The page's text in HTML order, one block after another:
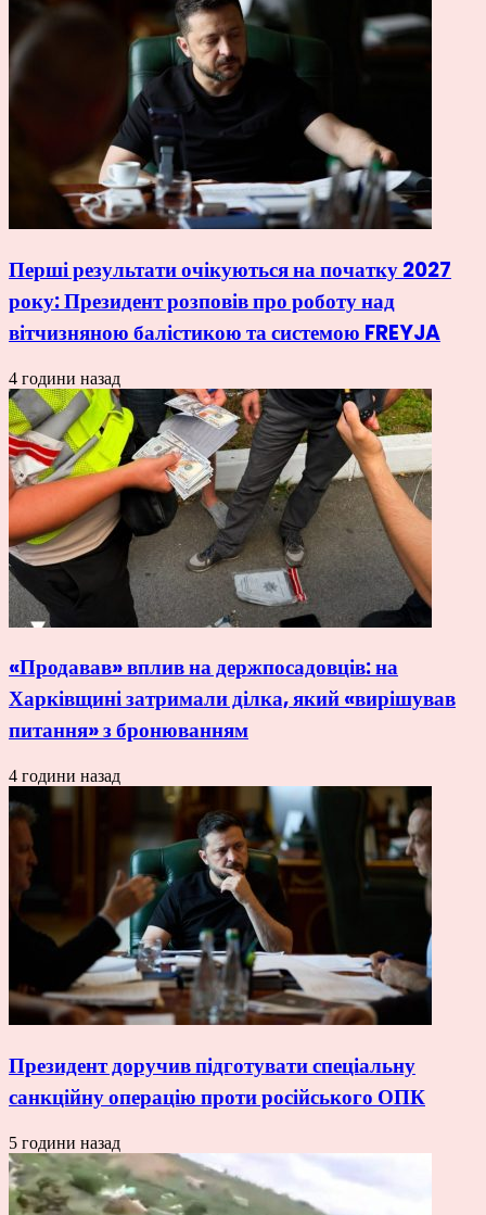
Перші результати очікуються на початку 2027
року: Президент розповів про роботу над
вітчизняною балістикою та системою FREYJA
4 години назад
«Продавав» вплив на держпосадовців: на
Харківщині затримали ділка, який «вирішував
питання» з бронюванням
4 години назад
Президент доручив підготувати спеціальну
санкційну операцію проти російського ОПК
5 години назад